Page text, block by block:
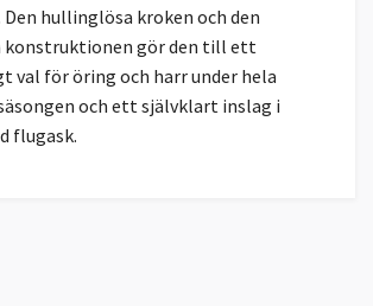
hullinglösa kroken och den
konstruktionen gör den till ett
val för öring och harr under hela
och ett självklart inslag i
flugask.